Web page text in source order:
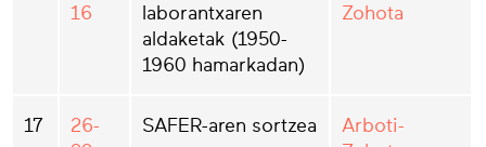
16
laborantxaren
aldaketak (1950-
1960 hamarkadan)
Zohota
17
26-
SAFER-aren sortzea
Arboti-